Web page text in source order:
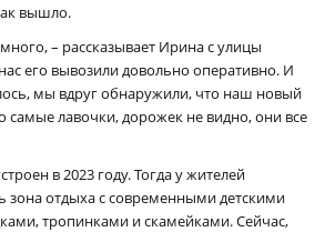
вышло.
– рассказывает Ирина с улицы
его вывозили довольно оперативно. И
мы вдруг обнаружили, что наш новый
самые лавочки, дорожек не видно, они все
в 2023 году. Тогда у жителей
зона отдыха с современными детскими
тропинками и скамейками. Сейчас,